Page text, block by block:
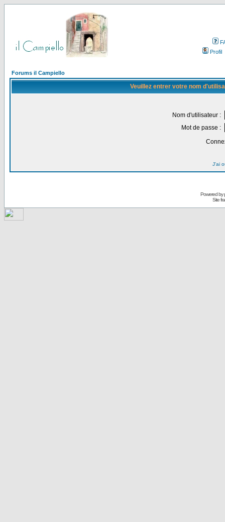
Profil
Forums il Campiello
Veuillez entrer votre nom
Nom d'utilisateur :
Mot de passe :
J'ai
Powered by
Site